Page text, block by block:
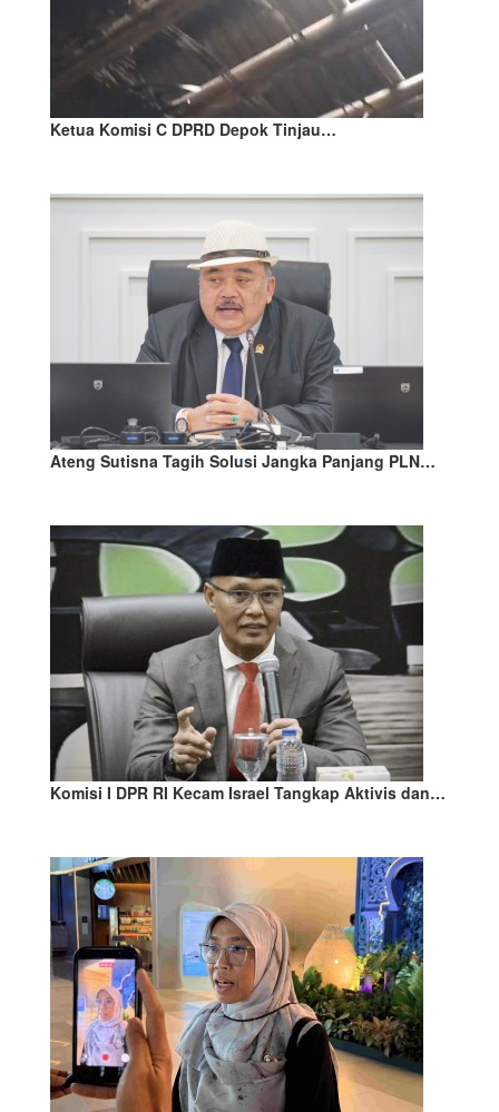
Ketua Komisi C DPRD Depok Tinjau…
Ateng Sutisna Tagih Solusi Jangka Panjang PLN…
Komisi I DPR RI Kecam Israel Tangkap Aktivis dan…